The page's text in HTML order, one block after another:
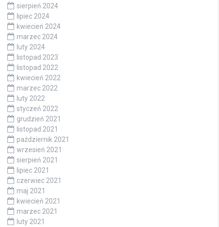
sierpień 2024
lipiec 2024
kwiecień 2024
marzec 2024
luty 2024
listopad 2023
listopad 2022
kwiecień 2022
marzec 2022
luty 2022
styczeń 2022
grudzień 2021
listopad 2021
październik 2021
wrzesień 2021
sierpień 2021
lipiec 2021
czerwiec 2021
maj 2021
kwiecień 2021
marzec 2021
luty 2021